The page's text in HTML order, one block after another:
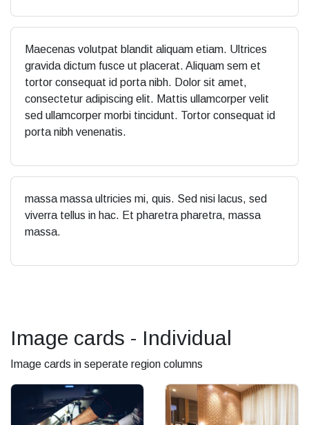
Maecenas volutpat blandit aliquam etiam. Ultrices
gravida dictum fusce ut placerat. Aliquam sem et
tortor consequat id porta nibh. Dolor sit amet,
consectetur adipiscing elit. Mattis ullamcorper velit
sed ullamcorper morbi tincidunt. Tortor consequat id
porta nibh venenatis.
massa massa ultricies mi, quis. Sed nisi lacus, sed
viverra tellus in hac. Et pharetra pharetra, massa
massa.
Image cards - Individual
Image cards in seperate region columns